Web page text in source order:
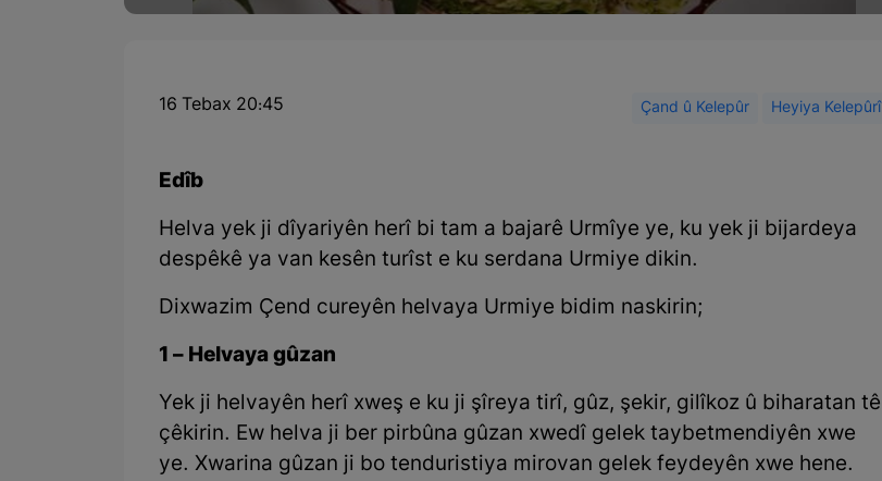
16 Tebax 20:45 Çand û Kelepûr Heyiya Kelepûrî
Edîb
Helva yek ji dîyariyên herî bi tam a bajarê Urmîye ye, ku yek ji bijardeya
despêkê ya van kesên turîst e ku serdana Urmiye dikin.
Dixwazim Çend cureyên helvaya Urmiye bidim naskirin;
1 – Helvaya gûzan
Yek ji helvayên herî xweş e ku ji şîreya tirî, gûz, şekir, gilîkoz û biharatan tê
çêkirin. Ew helva ji ber pirbûna gûzan xwedî gelek taybetmendiyên xwe
ye. Xwarina gûzan ji bo tenduristiya mirovan gelek feydeyên xwe hene.